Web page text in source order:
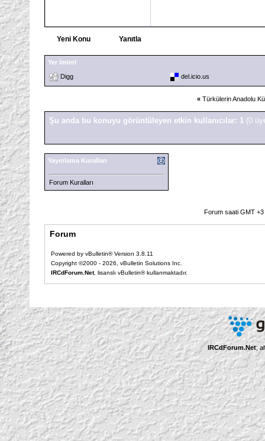
Yeni Konu Yanıtla
Yer İmleri
Digg
del.icio.us
« Türkülerin Anadolu
Şu anda bu konuyu görüntüleyen etkin kullanıcılar: 1 (0
Yayınlama Kuralları
Forum Kuralları
Forum saati GMT
Forum
Powered by vBulletin® Version 3.8.11
Copyright ©2000 - 2026, vBulletin Solutions Inc.
IRCdForum.Net, lisanslı vBulletin® kullanmaktadır.
IRCdForum.Net;